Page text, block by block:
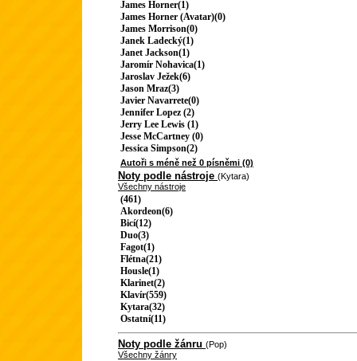
James Horner(1)
James Horner (Avatar)(0)
James Morrison(0)
Janek Ladecký(1)
Janet Jackson(1)
Jaromír Nohavica(1)
Jaroslav Ježek(6)
Jason Mraz(3)
Javier Navarrete(0)
Jennifer Lopez (2)
Jerry Lee Lewis (1)
Jesse McCartney (0)
Jessica Simpson(2)
Autoři s méně než 0 písněmi (0)
Noty podle nástroje (Kytara)
Všechny nástroje
(461)
Akordeon(6)
Bicí(12)
Duo(3)
Fagot(1)
Flétna(21)
Housle(1)
Klarinet(2)
Klavír(559)
Kytara(32)
Ostatní(11)
Noty podle žánru (Pop)
Všechny žánry